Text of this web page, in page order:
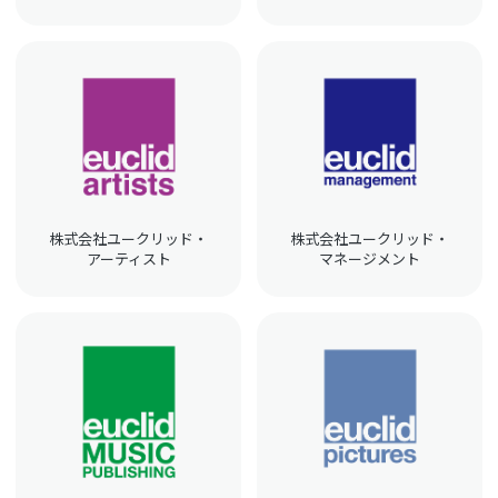
株式会社ユークリッド・
アーティスト
株式会社ユークリッド・
マネージメント